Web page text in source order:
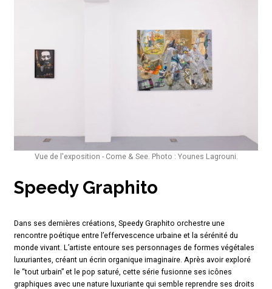
Vue de l'exposition - Come & See. Photo : Younes Lagrouni.
Speedy Graphito
Dans ses dernières créations, Speedy Graphito orchestre une
rencontre poétique entre l’effervescence urbaine et la sérénité du
monde vivant. L’artiste entoure ses personnages de formes végétales
luxuriantes, créant un écrin organique imaginaire. Après avoir exploré
le “tout urbain” et le pop saturé, cette série fusionne ses icônes
graphiques avec une nature luxuriante qui semble reprendre ses droits